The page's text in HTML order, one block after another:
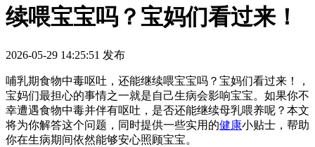
续喂宝宝吗？宝妈们看过来！
2026-05-29 14:25:51 发布
哺乳期食物中毒呕吐，还能继续喂宝宝吗？宝妈们看过来！，
宝妈们最担心的事情之一就是自己生病会影响宝宝。如果你不
幸遭遇食物中毒并伴有呕吐，是否还能继续母乳喂养呢？本文
将为你解答这个问题，同时提供一些实用的健康小贴士，帮助
你在生病期间依然能够安心照顾宝宝。